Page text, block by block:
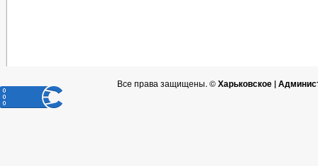
Все права защищены. ©Харьковское |